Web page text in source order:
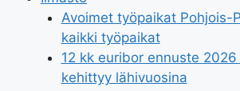
Avoimet työpaikat Pohjois-
kaikki työpaikat
12 kk euribor ennuste
kehittyy lähivuosina